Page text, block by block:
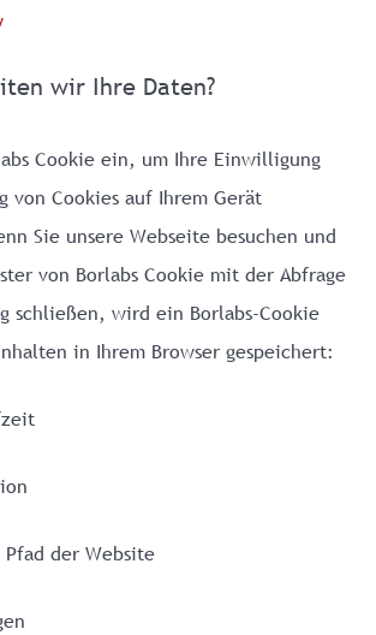
wir Ihre Daten?
Cookie ein, um Ihre Einwilligung
von Cookies auf Ihrem Gerät
Sie unsere Webseite besuchen und
von Borlabs Cookie mit der Abfrage
schließen, wird ein Borlabs-Cookie
in Ihrem Browser gespeichert:
Pfad der Website